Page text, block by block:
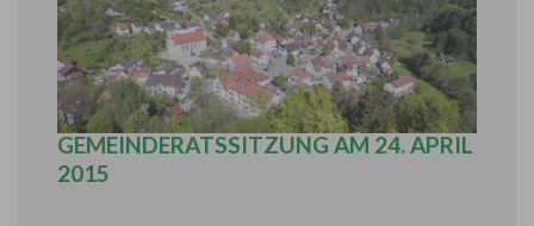
BERICHT AUS DER ÖFFENTLICHEN
GEMEINDERATSSITZUNG AM 24. APRIL
2015